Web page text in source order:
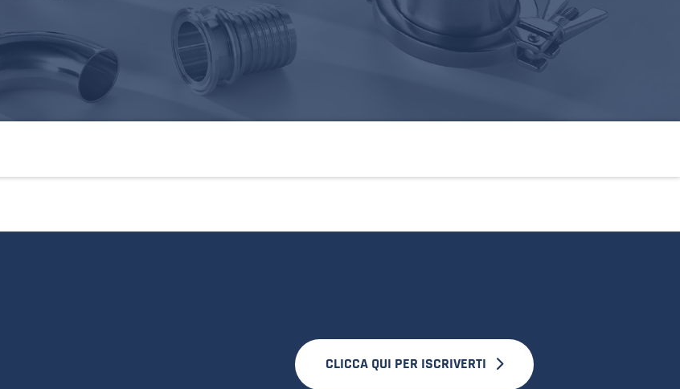
CLICCA QUI PER ISCRIVERTI